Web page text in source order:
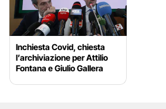
Inchiesta Covid, chiesta
l’archiviazione per Attilio
Fontana e Giulio Gallera